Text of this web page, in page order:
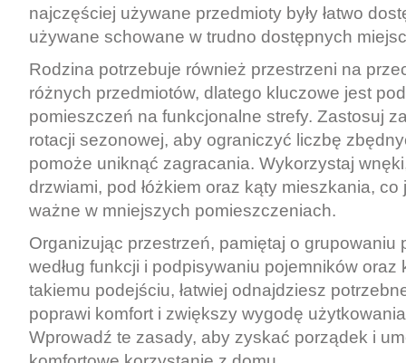
najczęściej używane przedmioty były łatwo
używane schowane w trudno dostępnych
Rodzina potrzebuje również przestrzeni na
różnych przedmiotów, dlatego kluczowe jest
pomieszczeń na funkcjonalne strefy. Zastosuj
rotacji sezonowej, aby ograniczyć liczbę
pomoże uniknąć zagracania. Wykorzystaj
drzwiami, pod łóżkiem oraz kąty mieszkania,
ważne w mniejszych pomieszczeniach.
Organizując przestrzeń, pamiętaj o grupowaniu
według funkcji i podpisywaniu pojemników oraz
takiemu podejściu, łatwiej odnajdziesz
poprawi komfort i zwiększy wygodę
Wprowadź te zasady, aby zyskać porządek i